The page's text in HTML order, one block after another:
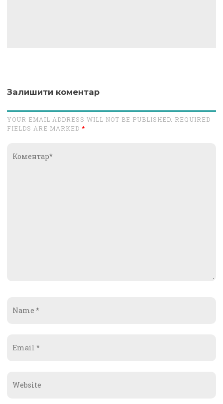
Залишити коментар
YOUR EMAIL ADDRESS WILL NOT BE PUBLISHED. REQUIRED
FIELDS ARE MARKED *